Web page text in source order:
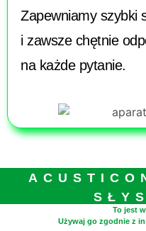
Zapewniamy szybki
i zawsze chętnie
na każde pytanie.
To jest
Używaj go zgodnie z